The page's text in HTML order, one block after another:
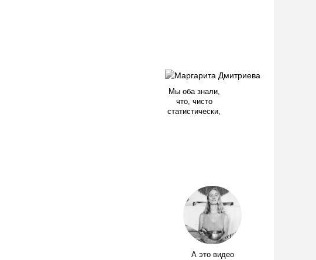
Мы оба знали,
что, чисто
статистически,
А это видео